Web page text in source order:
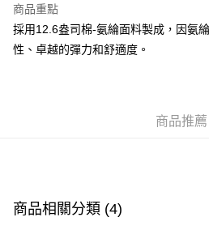
付款後順豐站及營業點
每筆HK$50.00，滿HK$499.00或以上
付款後順豐合作便利店
商品重點
採用12.6盎司棉-氨綸面料製成，因氨
性、卓越的彈力和舒適度。
商品推薦
商品相關分類 (4)